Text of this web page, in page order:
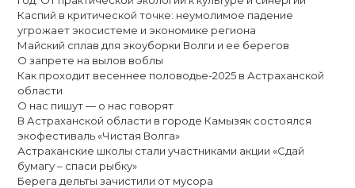
Каспий в критической точке: неумолимое падение
угрожает экосистеме и экономике региона
Майский сплав для экоуборки Волги и ее берегов
О запрете на вылов воблы
Как проходит весеннее половодье-2025 в Астраханской
области
О нас пишут — о нас говорят
В Астраханской области в городе Камызяк состоялся
экофестиваль «Чистая Волга»
Астраханские школы стали участниками акции «Сдай
бумагу – спаси рыбку»
Берега дельты зачистили от мусора